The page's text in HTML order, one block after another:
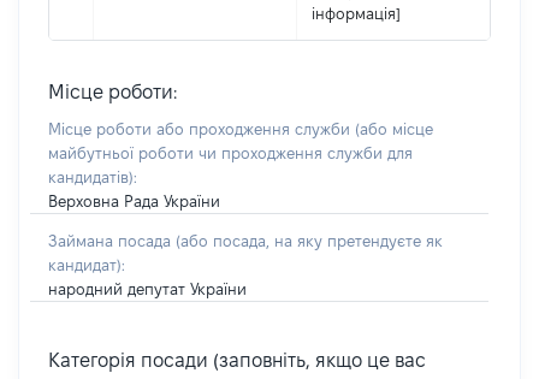
інформація]
Місце роботи:
Місце роботи або проходження служби (або місце
майбутньої роботи чи проходження служби для
кандидатів):
Верховна Рада України
Займана посада (або посада, на яку претендуєте як
кандидат):
народний депутат України
Категорія посади (заповніть, якщо це вас